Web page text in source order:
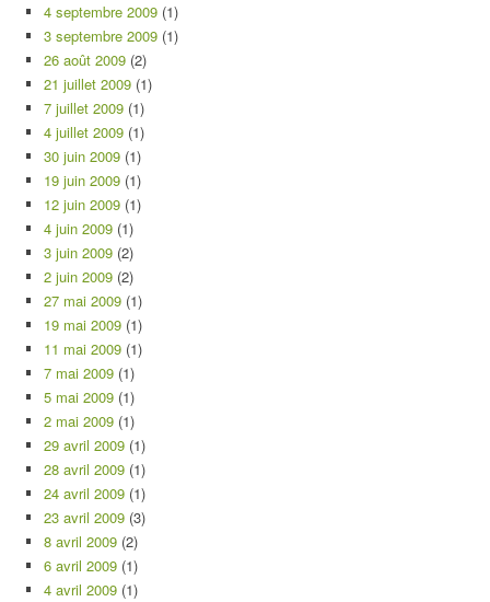
4 septembre 2009 (1)
3 septembre 2009 (1)
26 août 2009 (2)
21 juillet 2009 (1)
7 juillet 2009 (1)
4 juillet 2009 (1)
30 juin 2009 (1)
19 juin 2009 (1)
12 juin 2009 (1)
4 juin 2009 (1)
3 juin 2009 (2)
2 juin 2009 (2)
27 mai 2009 (1)
19 mai 2009 (1)
11 mai 2009 (1)
7 mai 2009 (1)
5 mai 2009 (1)
2 mai 2009 (1)
29 avril 2009 (1)
28 avril 2009 (1)
24 avril 2009 (1)
23 avril 2009 (3)
8 avril 2009 (2)
6 avril 2009 (1)
4 avril 2009 (1)